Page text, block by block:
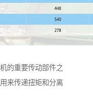
的重要传动部件之
来传递扭矩和分离